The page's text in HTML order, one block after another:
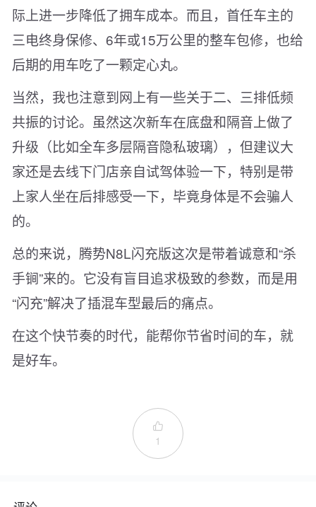
际上进一步降低了拥车成本。而且，首任车主的
三电终身保修、6年或15万公里的整车包修，也给
后期的用车吃了一颗定心丸。
当然，我也注意到网上有一些关于二、三排低频
共振的讨论。虽然这次新车在底盘和隔音上做了
升级（比如全车多层隔音隐私玻璃），但建议大
家还是去线下门店亲自试驾体验一下，特别是带
上家人坐在后排感受一下，毕竟身体是不会骗人
的。
总的来说，腾势N8L闪充版这次是带着诚意和“杀
手锏”来的。它没有盲目追求极致的参数，而是用
“闪充”解决了插混车型最后的痛点。
在这个快节奏的时代，能帮你节省时间的车，就
是好车。

1